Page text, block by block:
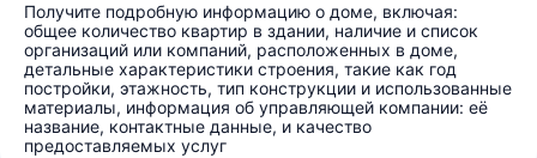
Получите подробную информацию о доме, включая:
общее количество квартир в здании, наличие и список
организаций или компаний, расположенных в доме,
детальные характеристики строения, такие как год
постройки, этажность, тип конструкции и использованные
материалы, информация об управляющей компании: её
название, контактные данные, и качество
предоставляемых услуг